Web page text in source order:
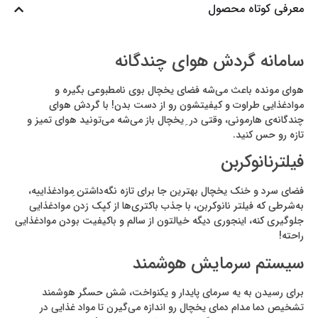
معرفی کوتاه محصول
سامانه گردش هوای چندگانه
هوای مونده باعث می‌شه فضای یخچال بوی نامطبوعی بگیره و
موادغذایی طراوت و کیفیتشون رو از دست بدن! با گردش هوای
چندگانه‌ی هارمونی، وقتی در ِ یخچال باز می‌شه می‌تونید هوای تمیز و
تازه رو حس کنید.
فیلترنانوکربن
فضای سرد و خنک یخچال بهترین جا برای تازه نگه‌داشتن ِموادغذاییه،
به‌شرطی که فیلتر نانوکربن، با جذب باکتری‌ها از کپک زدن موادغذایی
جلوگیری کنه، اینجوری دیگه خیالتون از سالم و باکیفیت بودن موادغذایی
راحته!
سیستم سرمایش هوشمند
برای رسیدن به یه سرمای پایدار و یکنواخت، شش حسگر هوشمند
تشخیص دما مدام دمای یخچال رو اندازه می‌گیرن تا مواد غذایی در